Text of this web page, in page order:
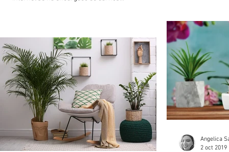
Angelica
2 oct 2019